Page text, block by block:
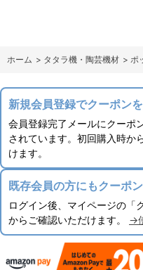
ホーム > タタラ機・陶芸機材 > ポ
新規会員登録でクーポンを
会員登録完了メールにクーポ
されています。初回購入時か
けます。
既存会員の方にもクーポ
ログイン後、マイページの「
からご確認いただけます。 →